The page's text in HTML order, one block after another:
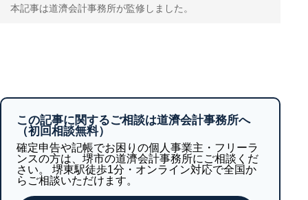
本記事は道濟会計事務所が監修しました。
この記事に関するご相談は道濟会計事務所へ
（初回相談無料）
確定申告や記帳でお困りの個人事業主・フリーラ
ンスの方は、堺市の道濟会計事務所にご相談くだ
さい。 堺東駅徒歩1分・オンライン対応で全国か
らご相談いただけます。